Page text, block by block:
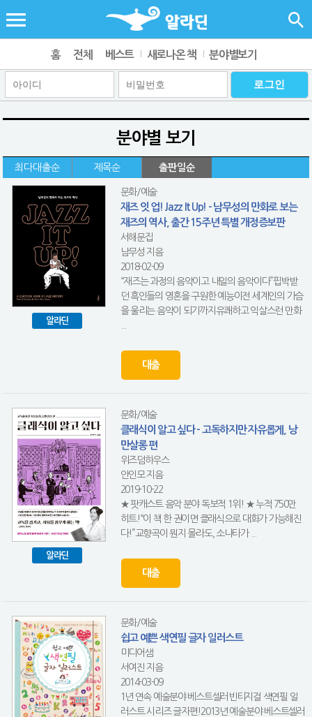
홈 전체 베스트 새로나온 책 분야별보기
분야별 보기
최다대출순 제목순 출판일순
알라딘
문화/예술
재즈 잇 업! Jazz It Up! - 남무성의 만화로 보는
재즈의 역사, 출간 15주년 특별 개정증보판
서해문집
남무성 지음
2018-02-09
“재즈는 과정의 음악이고 내일의 음악이다”핍박받
던 흑인들의 영혼을 구원한 예능이전 세계인의 가슴
을 울리는 음악이 되기까지유쾌하고 익살스런 만화
대출
알라딘
문화/예술
클래식이 알고 싶다 - 고독하지만 자유롭게, 낭
만살롱 편
위즈덤하우스
안인모 지음
2019-10-22
★ 팟캐스트 음악 분야 독보적 1위! ★ 누적 750만
히트!“이 책 한 권이면 클래식으로 대화가 가능해진
다!”교향곡이 뭔지 몰라도, 소나타가 ...
대출
문화/예술
쉽고 예쁜 색연필 글자 일러스트
미디어샘
서여진 지음
2014-03-09
1년 연속 예술분야 베스트셀러빈티지걸 색연필 일
러스트 시리즈 글자편!2013년 예술분야 베스트셀러